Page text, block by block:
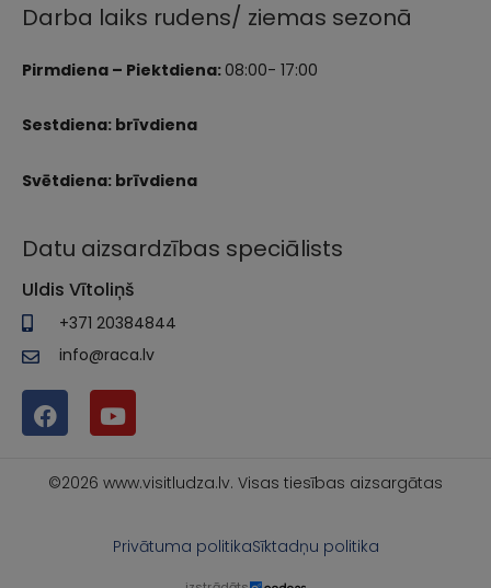
Darba laiks rudens/ ziemas sezonā
Pirmdiena – Piektdiena:08:00- 17:00
Sestdiena: brīvdiena
Svētdiena: brīvdiena
Datu aizsardzības speciālists
Uldis Vītoliņš
+371 20384844
info@raca.lv
©2026 www.visitludza.lv. Visas tiesības aizsargātas
Privātuma politikaSīktadņu politika